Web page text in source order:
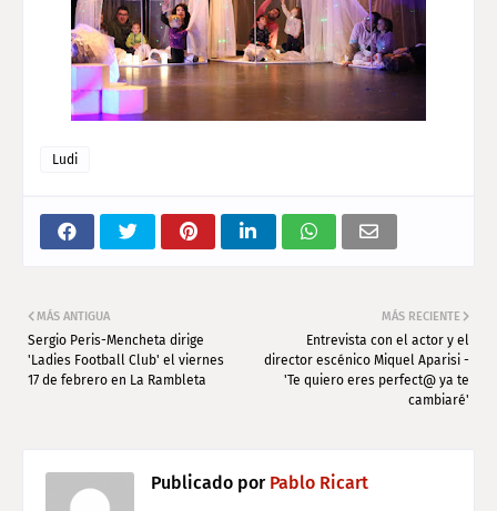
Ludi
MÁS RECIENTE
Entrevista con el actor y el
director escénico Miquel Aparisi -
'Te quiero eres perfect@ ya te
cambiaré'
MÁS ANTIGUA
Sergio Peris-Mencheta dirige
'Ladies Football Club' el viernes
17 de febrero en La Rambleta
Publicado porPablo Ricart